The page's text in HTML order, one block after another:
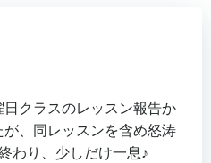
クラスのレッスン報告か
、同レッスンを含め怒涛
わり、少しだけ一息♪